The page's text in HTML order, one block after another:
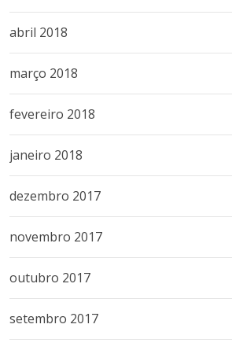
abril 2018
março 2018
fevereiro 2018
janeiro 2018
dezembro 2017
novembro 2017
outubro 2017
setembro 2017